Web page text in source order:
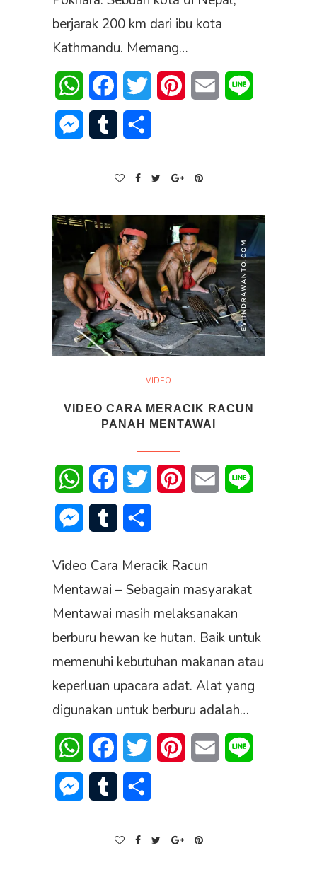
berjarak 200 km dari ibu kota
Kathmandu. Memang…
WhatsAppFacebookTwitter PinterestEmail
Messenger
Tumblr
VIDEO
VIDEO CARA MERACIK RACUN
PANAH MENTAWAI
WhatsAppFacebookTwitter PinterestEmail
Messenger
Tumblr
Video Cara Meracik Racun
Mentawai – Sebagain masyarakat
Mentawai masih melaksanakan
berburu hewan ke hutan. Baik untuk
memenuhi kebutuhan makanan atau
keperluan upacara adat. Alat yang
digunakan untuk berburu adalah…
WhatsAppFacebookTwitter PinterestEmail
Messenger
Tumblr